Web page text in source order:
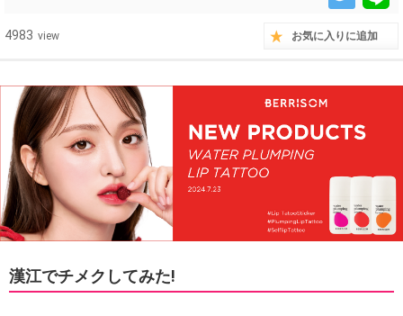
4983 view お気に入りに追加
漢江でチメクしてみた!